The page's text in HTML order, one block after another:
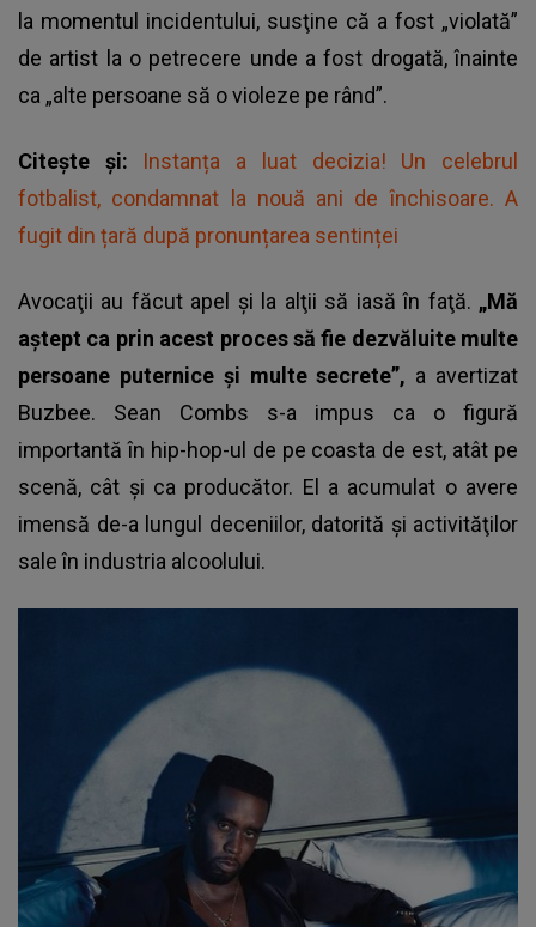
la momentul incidentului, susţine că a fost „violată”
de artist la o petrecere unde a fost drogată, înainte
ca „alte persoane să o violeze pe rând”.
Citește și: Instanța a luat decizia! Un celebrul
fotbalist, condamnat la nouă ani de închisoare. A
fugit din țară după pronunțarea sentinței
Avocaţii au făcut apel şi la alţii să iasă în faţă. „Mă
aştept ca prin acest proces să fie dezvăluite multe
persoane puternice şi multe secrete”, a avertizat
Buzbee. Sean Combs s-a impus ca o figură
importantă în hip-hop-ul de pe coasta de est, atât pe
scenă, cât şi ca producător. El a acumulat o avere
imensă de-a lungul deceniilor, datorită şi activităţilor
sale în industria alcoolului.